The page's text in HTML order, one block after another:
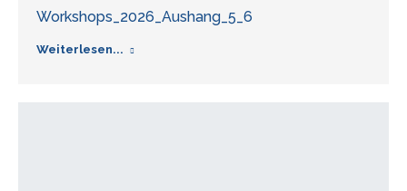
Workshops_2026_Aushang_5_6
Weiterlesen...